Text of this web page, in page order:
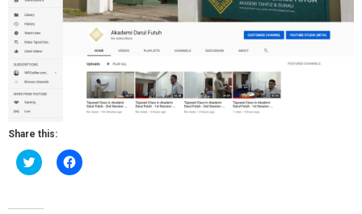
Share this:
Click
to
Click
to